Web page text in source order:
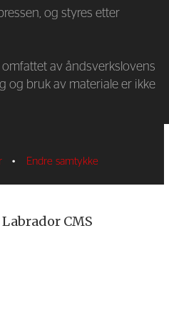
og styres etter
av åndsverkslovens
og bruk av materiale er ikke
• Endre samtykke
CMS